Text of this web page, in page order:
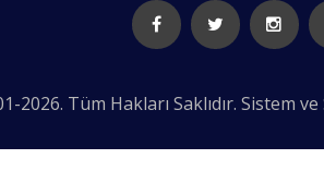
2026. Tüm Hakları Saklıdır. Sistem